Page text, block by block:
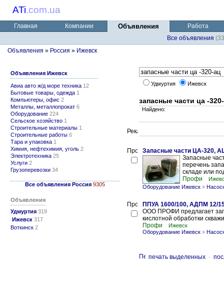
ATi.com.ua
Главная Компании Объявления
Работа
Все объявления
Объявления » Россия » Ижевск
Объявления Ижевск
Авиа авто ж/д море техника 12
Бытовые товары, одежда 1
Компьютеры, офис 2
Металлы, металлопрокат 6
Оборудование 224
Сельское хозяйство 1
Строительные материалы 1
Строительные работы 6
Тара и упаковка 1
Химия, нефтехимия, уголь 2
Электротехника 25
Услуги 2
Грузоперевозки 34
Все объявления Россия 9305
Объявления
Удмуртия 319
Ижевск 317
Воткинск 2
Удмуртия Ижевск
запасные части ца -
Найдено:
Запасные части ЦА-320,
Запасные
перечень
складе или
Профи
Оборудование Ижевск »
ППУА 1600/100, АДПМ 12/
ООО ПРОФИ предлагает
кислотной обработки
Профи
Ижевск
Оборудование Ижевск »
печать выделенных -